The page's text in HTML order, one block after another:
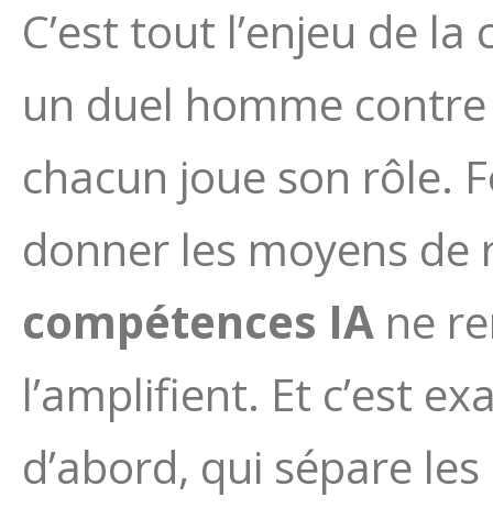
C’est tout l’enjeu de
un duel homme
chacun joue son rôle.
donner les moyens de
compétences IA ne
l’amplifient. Et c’est
d’abord, qui sépare